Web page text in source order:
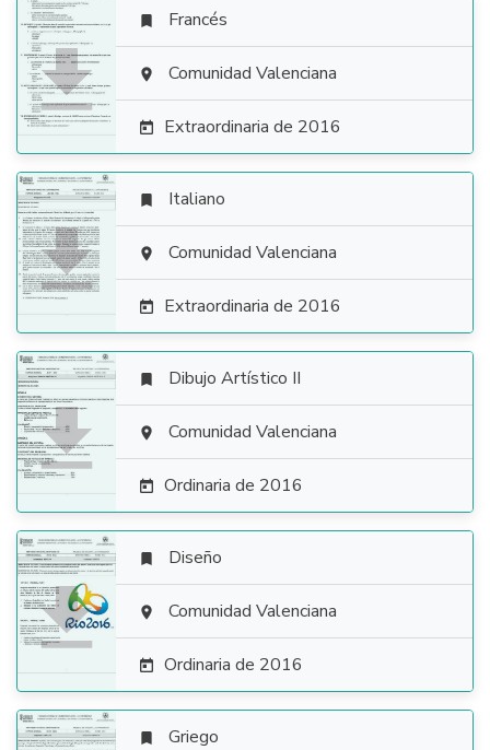

 Francés
 Comunidad Valenciana
 Extraordinaria de 2016

 Italiano
 Comunidad Valenciana
 Extraordinaria de 2016

 Dibujo Artístico II
 Comunidad Valenciana
 Ordinaria de 2016

 Diseño
 Comunidad Valenciana
 Ordinaria de 2016
 Griego